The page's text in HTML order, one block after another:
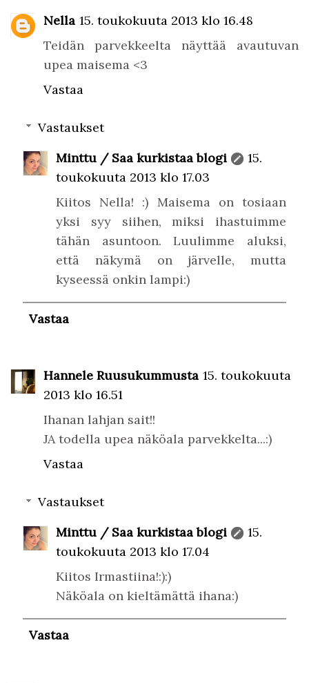
Nella 15. toukokuuta 2013 klo 16.48
Teidän parvekkeelta näyttää avautuvan
upea maisema <3
Vastaa
Vastaukset
Minttu / Saa kurkistaa blogi
15.
toukokuuta 2013 klo 17.03
Kiitos Nella! :) Maisema on tosiaan
yksi syy siihen, miksi ihastuimme
tähän asuntoon. Luulimme aluksi,
että näkymä on järvelle, mutta
kyseessä onkin lampi:)
Vastaa
Hannele Ruusukummusta 15. toukokuuta
2013 klo 16.51
Ihanan lahjan sait!!
JA todella upea näköala parvekkelta...:)
Vastaa
Vastaukset
Minttu / Saa kurkistaa blogi
15.
toukokuuta 2013 klo 17.04
Kiitos Irmastiina!:):)
Näköala on kieltämättä ihana:)
Vastaa